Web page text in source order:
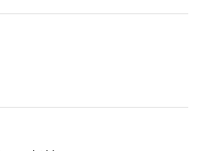
Gentle beige
Syvä khaki (selected)
duffel Musta
70L duffel Lammen harmaa